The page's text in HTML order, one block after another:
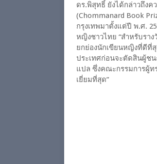
ดร.พิสุทธิ์ ยังได้กล่าวถึงค
(Chommanard Book
กรุงเทพมาตั้งแต่ปี พ.ศ.
หญิงชาวไทย “สำหรับราง
ยกย่องนักเขียนหญิงที่ดีที่
ประเทศก่อนจะตัดสินผู้ช
แปล ซึ่งคณะกรรมการผู้ท
เยี่ยมที่สุด”